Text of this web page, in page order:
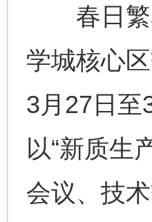
春日繁花
学城核心
3月27日至
以“新质生
会议、技